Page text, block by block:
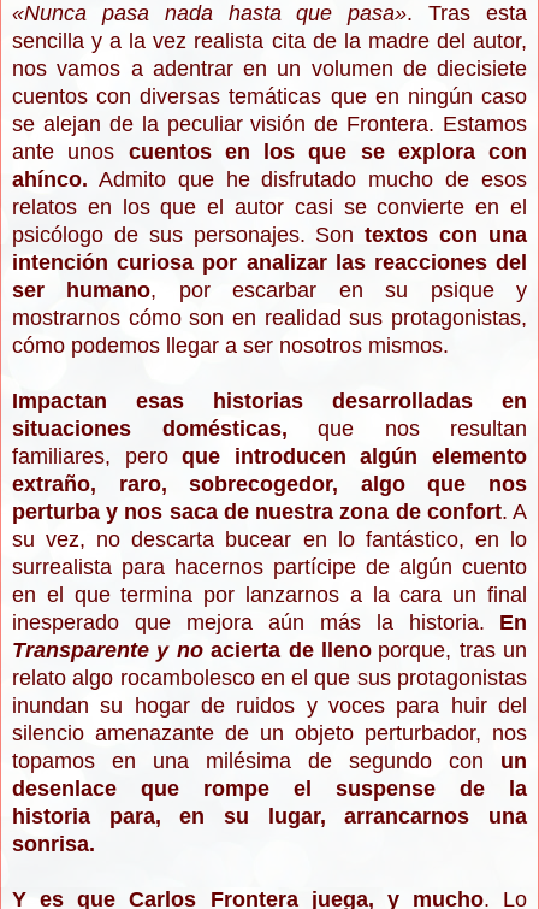
«Nunca pasa nada hasta que pasa». Tras esta
sencilla y a la vez realista cita de la madre del autor,
nos vamos a adentrar en un volumen de diecisiete
cuentos con diversas temáticas que en ningún caso
se alejan de la peculiar visión de Frontera. Estamos
ante unos cuentos en los que se explora con
ahínco. Admito que he disfrutado mucho de esos
relatos en los que el autor casi se convierte en el
psicólogo de sus personajes. Sontextos con una
intención curiosa por analizar las reacciones del
ser humano, por escarbar en su psique y
mostrarnos cómo son en realidad sus protagonistas,
cómo podemos llegar a ser nosotros mismos.
Impactan esas historias desarrolladas en
situaciones domésticas, que nos resultan
familiares, peroque introducen algún elemento
extraño, raro, sobrecogedor, algo que nos
perturba y nos saca de nuestra zona de confort. A
su vez, no descarta bucear en lo fantástico, en lo
surrealista para hacernos partícipe de algún cuento
en el que termina por lanzarnos a la cara un final
inesperado que mejora aún más la historia.
En
Transparente y noacierta de lleno porque, tras un
relato algo rocambolesco en el que sus protagonistas
inundan su hogar de ruidos y voces para huir del
silencio amenazante de un objeto perturbador, nos
topamos en una milésima de segundo con
un
desenlace que rompe el suspense de la
historia para, en su lugar, arrancarnos una
sonrisa.
Y es que Carlos Frontera juega, y mucho. Lo